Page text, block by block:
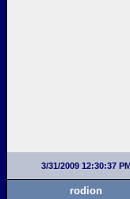
3/31/2009 12:30:37
rodion